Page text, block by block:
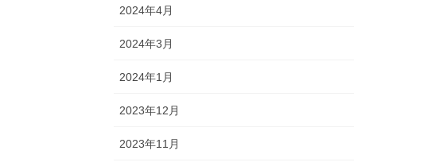
2024年4月
2024年3月
2024年1月
2023年12月
2023年11月